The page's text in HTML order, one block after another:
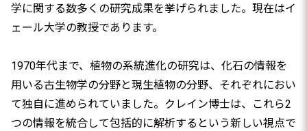
学に関する数多くの研究成果を挙げられました。現在はイ
ェール大学の教授であります。
1970年代まで、植物の系統進化の研究は、化石の情報を
用いる古生物学の分野と現生植物の分野、それぞれにおい
て独自に進められていました。クレイン博士は、これら2
つの情報を統合して包括的に解析するという新しい視点で